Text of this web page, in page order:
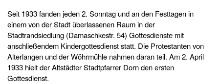
Seit 1933 fanden jeden 2. Sonntag und an den Festtagen in
einem von der Stadt überlassenen Raum in der
Stadtrandsiedlung (Damaschkestr. 54) Gottesdienste mit
anschließendem Kindergottesdienst statt. Die Protestanten von
Alterlangen und der Wöhrmühle nahmen daran teil. Am 2. April
1933 hielt der Altstädter Stadtpfarrer Dorn den ersten
Gottesdienst.